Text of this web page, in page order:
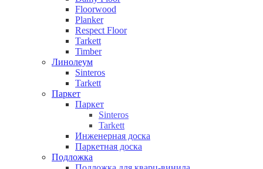
Floorwood
Planker
Respect Floor
Tarkett
Timber
Линолеум
Sinteros
Tarkett
Паркет
Паркет
Sinteros
Tarkett
Инженерная доска
Паркетная доска
Подложка